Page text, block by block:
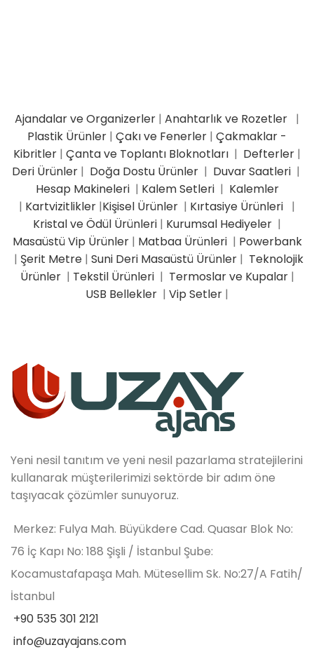
Ajandalar ve Organizerler | Anahtarlık ve Rozetler |
Plastik Ürünler | Çakı ve Fenerler | Çakmaklar -
Kibritler | Çanta ve Toplantı Bloknotları | Defterler |
Deri Ürünler| Doğa Dostu Ürünler | Duvar Saatleri |
Hesap Makineleri| Kalem Setleri| Kalemler
| Kartvizitlikler |Kişisel Ürünler | Kırtasiye Ürünleri |
Kristal ve Ödül Ürünleri | Kurumsal Hediyeler |
Masaüstü Vip Ürünler| Matbaa Ürünleri| Powerbank
| Şerit Metre| Suni Deri Masaüstü Ürünler| Teknolojik
Ürünler | Tekstil Ürünleri | Termoslar ve Kupalar|
USB Bellekler | Vip Setler |
Yeni nesil tanıtım ve yeni nesil pazarlama stratejilerini
kullanarak müşterilerimizi sektörde bir adım öne
taşıyacak çözümler sunuyoruz.
Merkez: Fulya Mah. Büyükdere Cad. Quasar Blok No:
76 İç Kapı No: 188 Şişli / İstanbul Şube:
Kocamustafapaşa Mah. Mütesellim Sk. No:27/A Fatih/
İstanbul
+90 535 301 2121
info@uzayajans.com